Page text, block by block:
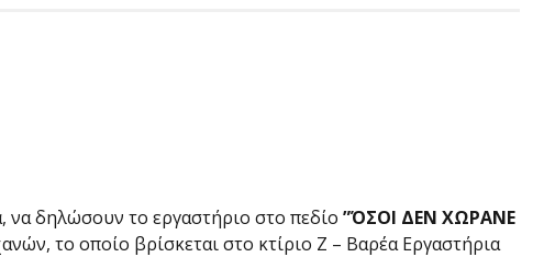
δηλώσουν το εργαστήριο στο πεδίο ”ΌΣΟΙ ΔΕΝ ΧΩΡΑΝΕ
το οποίο βρίσκεται στο κτίριο Ζ – Βαρέα Εργαστήρια